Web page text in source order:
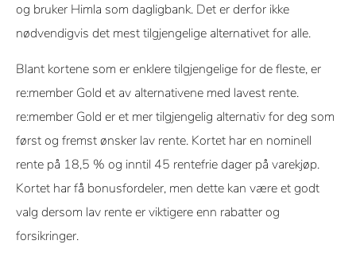
og bruker Himla som dagligbank. Det er derfor ikke
nødvendigvis det mest tilgjengelige alternativet for alle.
Blant kortene som er enklere tilgjengelige for de fleste, er
re:member Gold et av alternativene med lavest rente.
re:member Gold er et mer tilgjengelig alternativ for deg som
først og fremst ønsker lav rente. Kortet har en nominell
rente på 18,5 % og inntil 45 rentefrie dager på varekjøp.
Kortet har få bonusfordeler, men dette kan være et godt
valg dersom lav rente er viktigere enn rabatter og
forsikringer.